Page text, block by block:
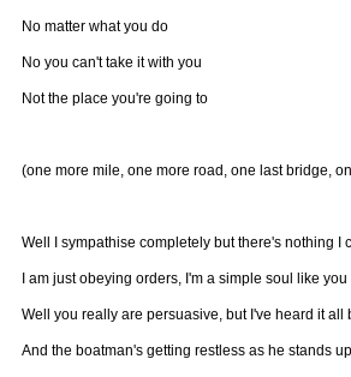
No matter what you do
No you can't take it with you
Not the place you're going to
(one more mile, one more road, one last bridge,
Well I sympathise completely but there's nothing I
I am just obeying orders, I'm a simple soul like you
Well you really are persuasive, but I've heard it all
And the boatman's getting restless as he stands